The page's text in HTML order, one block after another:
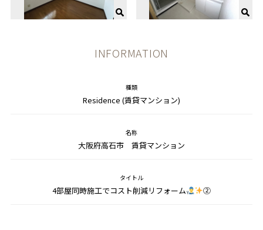
INFORMATION
種類
Residence (賃貸マンション)
名称
大阪府高石市 賃貸マンション
タイトル
4部屋同時施工でコスト削減リフォーム ②